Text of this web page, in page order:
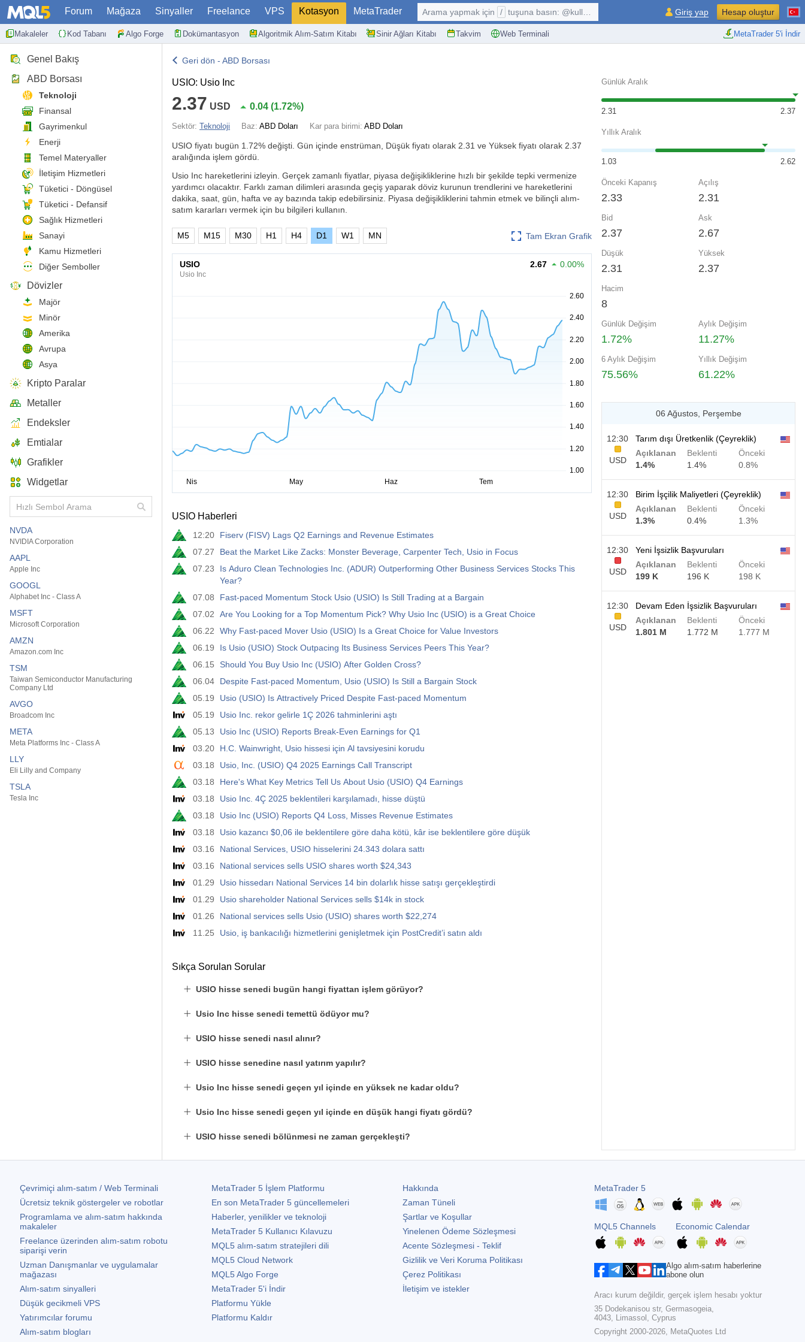
Forum Mağaza Sinyaller Freelance VPS Kotasyon MetaTrader
Makaleler Kod Tabanı Algo Forge Dokümantasyon Algoritmik Alım-Satım Kitabı Sinir Ağları Kitabı Takvim Web Terminali MetaTrader 5'i İndir
Arama yapmak için / tuşuna basın: @kullanıcı, $sembol, ... Giriş yap Hesap oluştur
Genel Bakış
ABD Borsası
Teknoloji
Finansal
Gayrimenkul
Enerji
Temel Materyaller
İletişim Hizmetleri
Tüketici - Döngüsel
Tüketici - Defansif
Sağlık Hizmetleri
Sanayi
Kamu Hizmetleri
Diğer Semboller
Dövizler
Majör
Minör
Amerika
Avrupa
Asya
Kripto Paralar
Metaller
Endeksler
Emtialar
Grafikler
Widgetlar
NVDA
NVIDIA Corporation
AAPL
Apple Inc
GOOGL
Alphabet Inc - Class A
MSFT
Microsoft Corporation
AMZN
Amazon.com Inc
TSM
Taiwan Semiconductor Manufacturing
Company Ltd
AVGO
Broadcom Inc
META
Meta Platforms Inc - Class A
LLY
Eli Lilly and Company
TSLA
Tesla Inc
Geri dön - ABD Borsası
USIO: Usio Inc
2.37 USD 0.04 (1.72%)
Sektör: Teknoloji Baz: ABD Doları Kar para birimi: ABD Doları
USIO fiyatı bugün 1.72% değişti. Gün içinde enstrüman, Düşük fiyatı olarak 2.31 ve Yüksek fiyatı olarak 2.37
aralığında işlem gördü.
Usio Inc hareketlerini izleyin. Gerçek zamanlı fiyatlar, piyasa değişikliklerine hızlı bir şekilde tepki vermenize
yardımcı olacaktır. Farklı zaman dilimleri arasında geçiş yaparak döviz kurunun trendlerini ve hareketlerini
dakika, saat, gün, hafta ve ay bazında takip edebilirsiniz. Piyasa değişikliklerini tahmin etmek ve bilinçli alım-
satım kararları vermek için bu bilgileri kullanın.
Tam Ekran Grafik
M5 M15 M30 H1 H4 D1 W1 MN
USIO
Usio Inc
2.67 0.00%
USIO Haberleri
12:20
Fiserv (FISV) Lags Q2 Earnings and Revenue Estimates
07.27
Beat the Market Like Zacks: Monster Beverage, Carpenter Tech, Usio in Focus
07.23
Is Aduro Clean Technologies Inc. (ADUR) Outperforming Other Business Services Stocks This
Year?
07.08
Fast-paced Momentum Stock Usio (USIO) Is Still Trading at a Bargain
07.02
Are You Looking for a Top Momentum Pick? Why Usio Inc (USIO) is a Great Choice
06.22
Why Fast-paced Mover Usio (USIO) Is a Great Choice for Value Investors
06.19
Is Usio (USIO) Stock Outpacing Its Business Services Peers This Year?
06.15
Should You Buy Usio Inc (USIO) After Golden Cross?
06.04
Despite Fast-paced Momentum, Usio (USIO) Is Still a Bargain Stock
05.19
Usio (USIO) Is Attractively Priced Despite Fast-paced Momentum
05.19
Usio Inc. rekor gelirle 1Ç 2026 tahminlerini aştı
05.13
Usio Inc (USIO) Reports Break-Even Earnings for Q1
03.20
H.C. Wainwright, Usio hissesi için Al tavsiyesini korudu
03.18
Usio, Inc. (USIO) Q4 2025 Earnings Call Transcript
03.18
Here's What Key Metrics Tell Us About Usio (USIO) Q4 Earnings
03.18
Usio Inc. 4Ç 2025 beklentileri karşılamadı, hisse düştü
03.18
Usio Inc (USIO) Reports Q4 Loss, Misses Revenue Estimates
03.18
Usio kazancı $0,06 ile beklentilere göre daha kötü, kâr ise beklentilere göre düşük
03.16
National Services, USIO hisselerini 24.343 dolara sattı
03.16
National services sells USIO shares worth $24,343
01.29
Usio hissedarı National Services 14 bin dolarlık hisse satışı gerçekleştirdi
01.29
Usio shareholder National Services sells $14k in stock
01.26
National services sells Usio (USIO) shares worth $22,274
11.25
Usio, iş bankacılığı hizmetlerini genişletmek için PostCredit’i satın aldı
Sıkça Sorulan Sorular
USIO hisse senedi bugün hangi fiyattan işlem görüyor?
Usio Inc hisse senedi temettü ödüyor mu?
USIO hisse senedi nasıl alınır?
USIO hisse senedine nasıl yatırım yapılır?
Usio Inc hisse senedi geçen yıl içinde en yüksek ne kadar oldu?
Usio Inc hisse senedi geçen yıl içinde en düşük hangi fiyatı gördü?
USIO hisse senedi bölünmesi ne zaman gerçekleşti?
Günlük Aralık
2.31 2.37
Yıllık Aralık
1.03 2.62
Önceki Kapanış
2.33
Açılış
2.31
Bid
2.37
Ask
2.67
Düşük
2.31
Yüksek
2.37
Hacim
8
Günlük Değişim
1.72%
Aylık Değişim
11.27%
6 Aylık Değişim
75.56%
Yıllık Değişim
61.22%
06 Ağustos, Perşembe
12:30
USD
Tarım dışı Üretkenlik (Çeyreklik)
Açıklanan
1.4%
Beklenti
1.4%
Önceki
0.8%
12:30
USD
Birim İşçilik Maliyetleri (Çeyreklik)
Açıklanan
1.3%
Beklenti
0.4%
Önceki
1.3%
12:30
USD
Yeni İşsizlik Başvuruları
Açıklanan
199 K
Beklenti
196 K
Önceki
198 K
12:30
USD
Devam Eden İşsizlik Başvuruları
Açıklanan
1.801 M
Beklenti
1.772 M
Önceki
1.777 M
Çevrimiçi alım-satım / Web Terminali
Ücretsiz teknik göstergeler ve robotlar
Programlama ve alım-satım hakkında
makaleler
Freelance üzerinden alım-satım robotu
siparişi verin
Uzman Danışmanlar ve uygulamalar
mağazası
Alım-satım sinyalleri
Düşük gecikmeli VPS
Yatırımcılar forumu
Alım-satım blogları
MetaTrader 5İşlem Platformu
En son MetaTrader 5güncellemeleri
Haberler, yenilikler ve teknoloji
MetaTrader 5Kullanıcı Kılavuzu
MQL5 alım-satım stratejileri dili
MQL5 Cloud Network
MQL5 Algo Forge
MetaTrader 5'i İndir
Platformu Yükle
Platformu Kaldır
Hakkında
Zaman Tüneli
Şartlar ve Koşullar
Yinelenen Ödeme Sözleşmesi
Acente Sözleşmesi - Teklif
Gizlilik ve Veri Koruma Politikası
Çerez Politikası
İletişim ve istekler
MetaTrader 5
MQL5 Channels Economic Calendar
Algo alım-satım haberlerine
abone olun
Aracı kurum değildir, gerçek işlem hesabı yoktur
35 Dodekanisou str, Germasogeia,
4043, Limassol, Cyprus
Copyright 2000-2026, MetaQuotes Ltd